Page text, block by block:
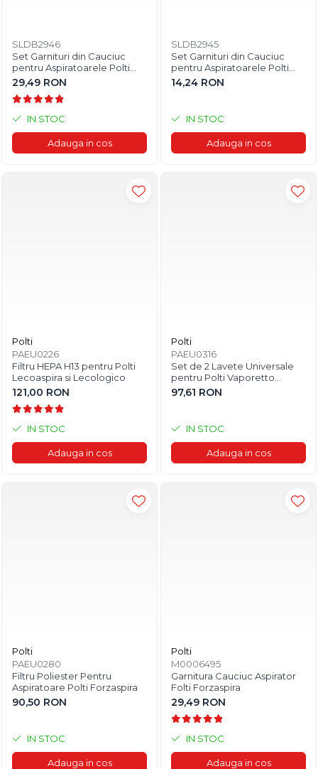
SLDB2946
Set Garnituri din Cauciuc
pentru Aspiratoarele Polti
Lecoaspira
29,49 RON
IN STOC
Adauga in cos
SLDB2945
Set Garnituri din Cauciuc
pentru Aspiratoarele Polti
Unico
14,24 RON
IN STOC
Adauga in cos
Polti
PAEU0226
Filtru HEPA H13 pentru Polti
Lecoaspira si Lecologico
121,00 RON
IN STOC
Adauga in cos
Polti
PAEU0316
Set de 2 Lavete Universale
pentru Polti Vaporetto
Lecoaspira
97,61 RON
IN STOC
Adauga in cos
Polti
PAEU0280
Filtru Poliester Pentru
Aspiratoare Polti Forzaspira
90,50 RON
IN STOC
Adauga in cos
Polti
M0006495
Garnitura Cauciuc Aspirator
Folti Forzaspira
29,49 RON
IN STOC
Adauga in cos